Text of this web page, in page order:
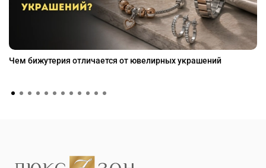
Чем бижутерия отличается от ювелирных украшений